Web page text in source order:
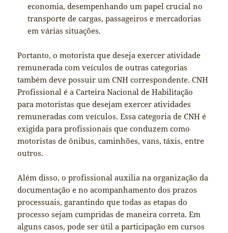
economia, desempenhando um papel crucial no
transporte de cargas, passageiros e mercadorias
em várias situações.
Portanto, o motorista que deseja exercer atividade
remunerada com veículos de outras categorias
também deve possuir um CNH correspondente. CNH
Profissional é a Carteira Nacional de Habilitação
para motoristas que desejam exercer atividades
remuneradas com veículos. Essa categoria de CNH é
exigida para profissionais que conduzem como
motoristas de ônibus, caminhões, vans, táxis, entre
outros.
Além disso, o profissional auxilia na organização da
documentação e no acompanhamento dos prazos
processuais, garantindo que todas as etapas do
processo sejam cumpridas de maneira correta. Em
alguns casos, pode ser útil a participação em cursos